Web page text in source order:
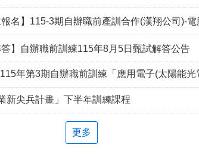
報名】115-3期自辦職前產訓合作(漢翔公司)-電腦
】自辦職前訓練115年8月5日甄試解答公告
年第3期自辦職前訓練「應用電子(太陽能光電技術應用
新尖兵計畫」下半年訓練課程
更多